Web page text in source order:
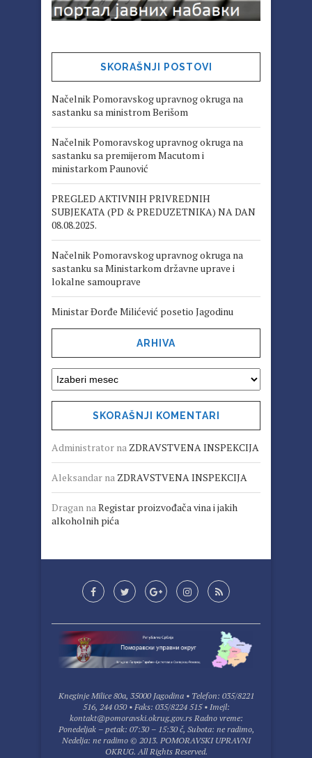
SKORAŠNJI POSTOVI
Načelnik Pomoravskog upravnog okruga na
sastanku sa ministrom Berišom
Načelnik Pomoravskog upravnog okruga na
sastanku sa premijerom Macutom i
ministarkom Paunović
PREGLED AKTIVNIH PRIVREDNIH
SUBJEKATA (PD & PREDUZETNIKA) NA DAN
08.08.2025.
Načelnik Pomoravskog upravnog okruga na
sastanku sa Ministarkom državne uprave i
lokalne samouprave
Ministar Đorđe Milićević posetio Jagodinu
ARHIVA
SKORAŠNJI KOMENTARI
Administrator na ZDRAVSTVENA INSPEKCIJA
Aleksandar na ZDRAVSTVENA INSPEKCIJA
Dragan naRegistar proizvođača vina i jakih
alkoholnih pića
Kneginje Milice 80a, 35000 Jagodina • Telefon: 035/8221
516, 244 050 • Faks: 035/8224 515 • Imejl:
kontakt@pomoravski.okrug.gov.rs Radno vreme:
Ponedeljak – petak: 07:30 – 15:30 č, Subota: ne radimo,
Nedelja: ne radimo © 2013. POMORAVSKI UPRAVNI
OKRUG. All Rights Reserved.